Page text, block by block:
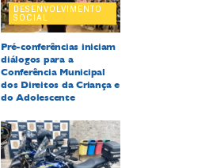
DESENVOLVIMENTO
SOCIAL
Pré-conferências iniciam
diálogos para a
Conferência Municipal
dos Direitos da Criança e
do Adolescente